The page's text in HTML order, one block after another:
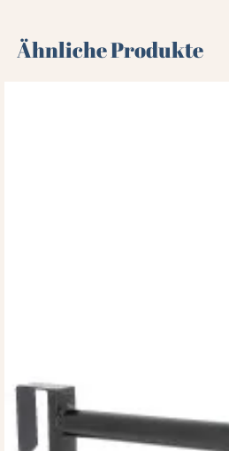
Ähnliche Produkte